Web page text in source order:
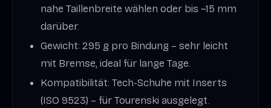
nahe Taillenbreite wählen oder bis ~15 mm
darüber.
Gewicht: 295 g pro Bindung – sehr leicht
mit Bremse, ideal für lange Tage.
Kompatibilität: Tech-Schuhe mit Inserts
(ISO 9523) – für Tourenski ausgelegt.